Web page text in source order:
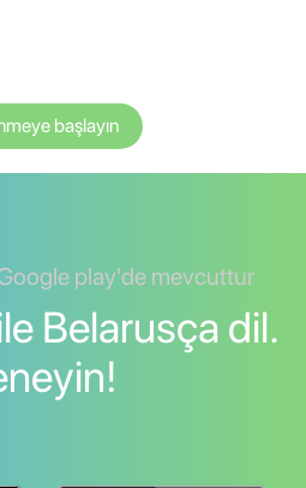
başlayın
play'de mevcuttur
Belarusça dil.